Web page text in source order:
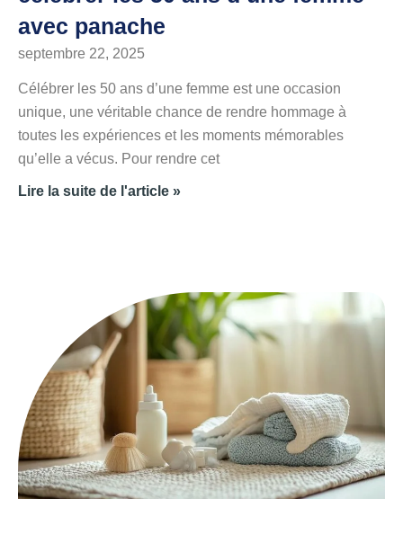
avec panache
septembre 22, 2025
Célébrer les 50 ans d’une femme est une occasion
unique, une véritable chance de rendre hommage à
toutes les expériences et les moments mémorables
qu’elle a vécus. Pour rendre cet
Lire la suite de l'article »